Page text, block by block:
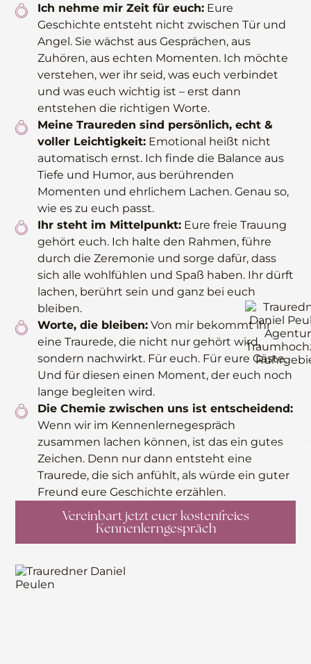
Torsten
Ich nehme mir Zeit für euch:Eure
Geschichte entsteht nicht zwischen Tür und
Angel. Sie wächst aus Gesprächen, aus
Zuhören, aus echten Momenten. Ich möchte
verstehen, wer ihr seid, was euch verbindet
und was euch wichtig ist – erst dann
entstehen die richtigen Worte.
Meine Traureden sind persönlich, echt &
voller Leichtigkeit:Emotional heißt nicht
automatisch ernst. Ich finde die Balance aus
Tiefe und Humor, aus berührenden
Momenten und ehrlichem Lachen. Genau so,
wie es zu euch passt.
Ihr steht im Mittelpunkt:Eure freie Trauung
gehört euch. Ich halte den Rahmen, führe
durch die Zeremonie und sorge dafür, dass
sich alle wohlfühlen und Spaß haben. Ihr dürft
lachen, berührt sein und ganz bei euch
bleiben.
Worte, die bleiben:Von mir bekommt ihr
eine Traurede, die nicht nur gehört wird,
sondern nachwirkt. Für euch. Für eure Gäste.
Und für diesen einen Moment, der euch noch
lange begleiten wird.
Die Chemie zwischen uns ist entscheidend:
Wenn wir im Kennenlernegespräch
zusammen lachen können, ist das ein gutes
Zeichen. Denn nur dann entsteht eine
Traurede, die sich anfühlt, als würde ein guter
Freund eure Geschichte erzählen.
Vereinbart jetzt euer kostenfreies
Kennenlerngespräch